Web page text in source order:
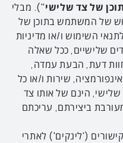
של צד שלישי"). מבלי
של המשתמש בתוכן של
השימוש ו/או מדיניות
שלישיים, ככל שאלה
חוות דעת, הבעת עמדה,
שירות ו/או כל
שלישי, הינם של אותו צד
ביצירתם, עריכתם
('לינקים') לאתרי